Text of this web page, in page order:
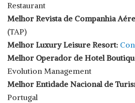
Restaurant
Melhor Revista de Companhia
(TAP)
Melhor Luxury Leisure Resort:
Melhor Operador de Hotel
Evolution Management
Melhor Entidade Nacional de
Portugal